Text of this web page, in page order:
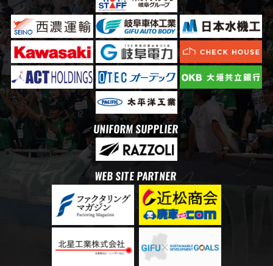
UNIFORM SUPPLIER
WEB SITE PARTNER